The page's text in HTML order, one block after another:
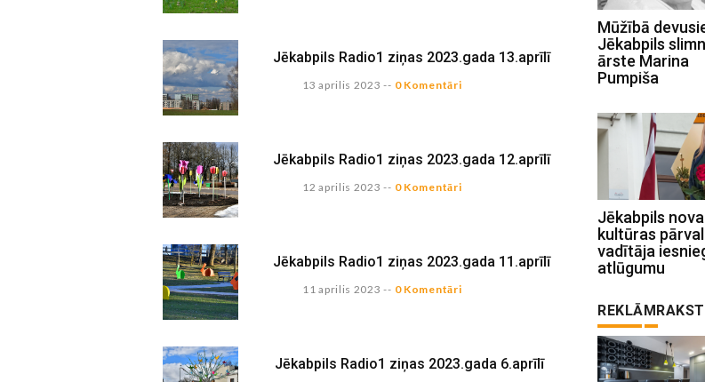
Jēkabpils Radio1 ziņas 2023.gada 13.aprīlī
13 aprilis 2023 -- 0 Komentāri
Jēkabpils Radio1 ziņas 2023.gada 12.aprīlī
12 aprilis 2023 -- 0 Komentāri
Jēkabpils Radio1 ziņas 2023.gada 11.aprīlī
11 aprilis 2023 -- 0 Komentāri
Jēkabpils Radio1 ziņas 2023.gada 6.aprīlī
Mūžībā
Jēkabpils
ārste Marina
Pumpiša
Jēkabpils
kultūras
vadītāja
atlūgumu